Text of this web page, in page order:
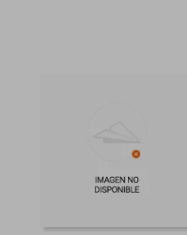
45%
dcto.